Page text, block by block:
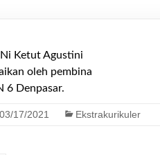
Ketut Agustini
oleh pembina
6 Denpasar.
03/17/2021 Ekstrakurikuler